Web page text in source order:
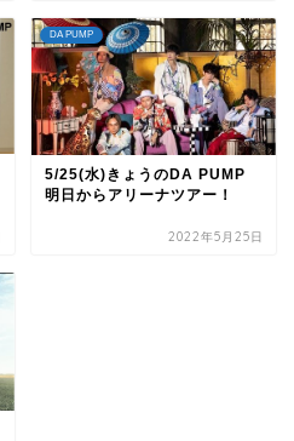
DA PUMP
5/25(水)きょうのDA PUMP
明日からアリーナツアー！
2022年5月25日